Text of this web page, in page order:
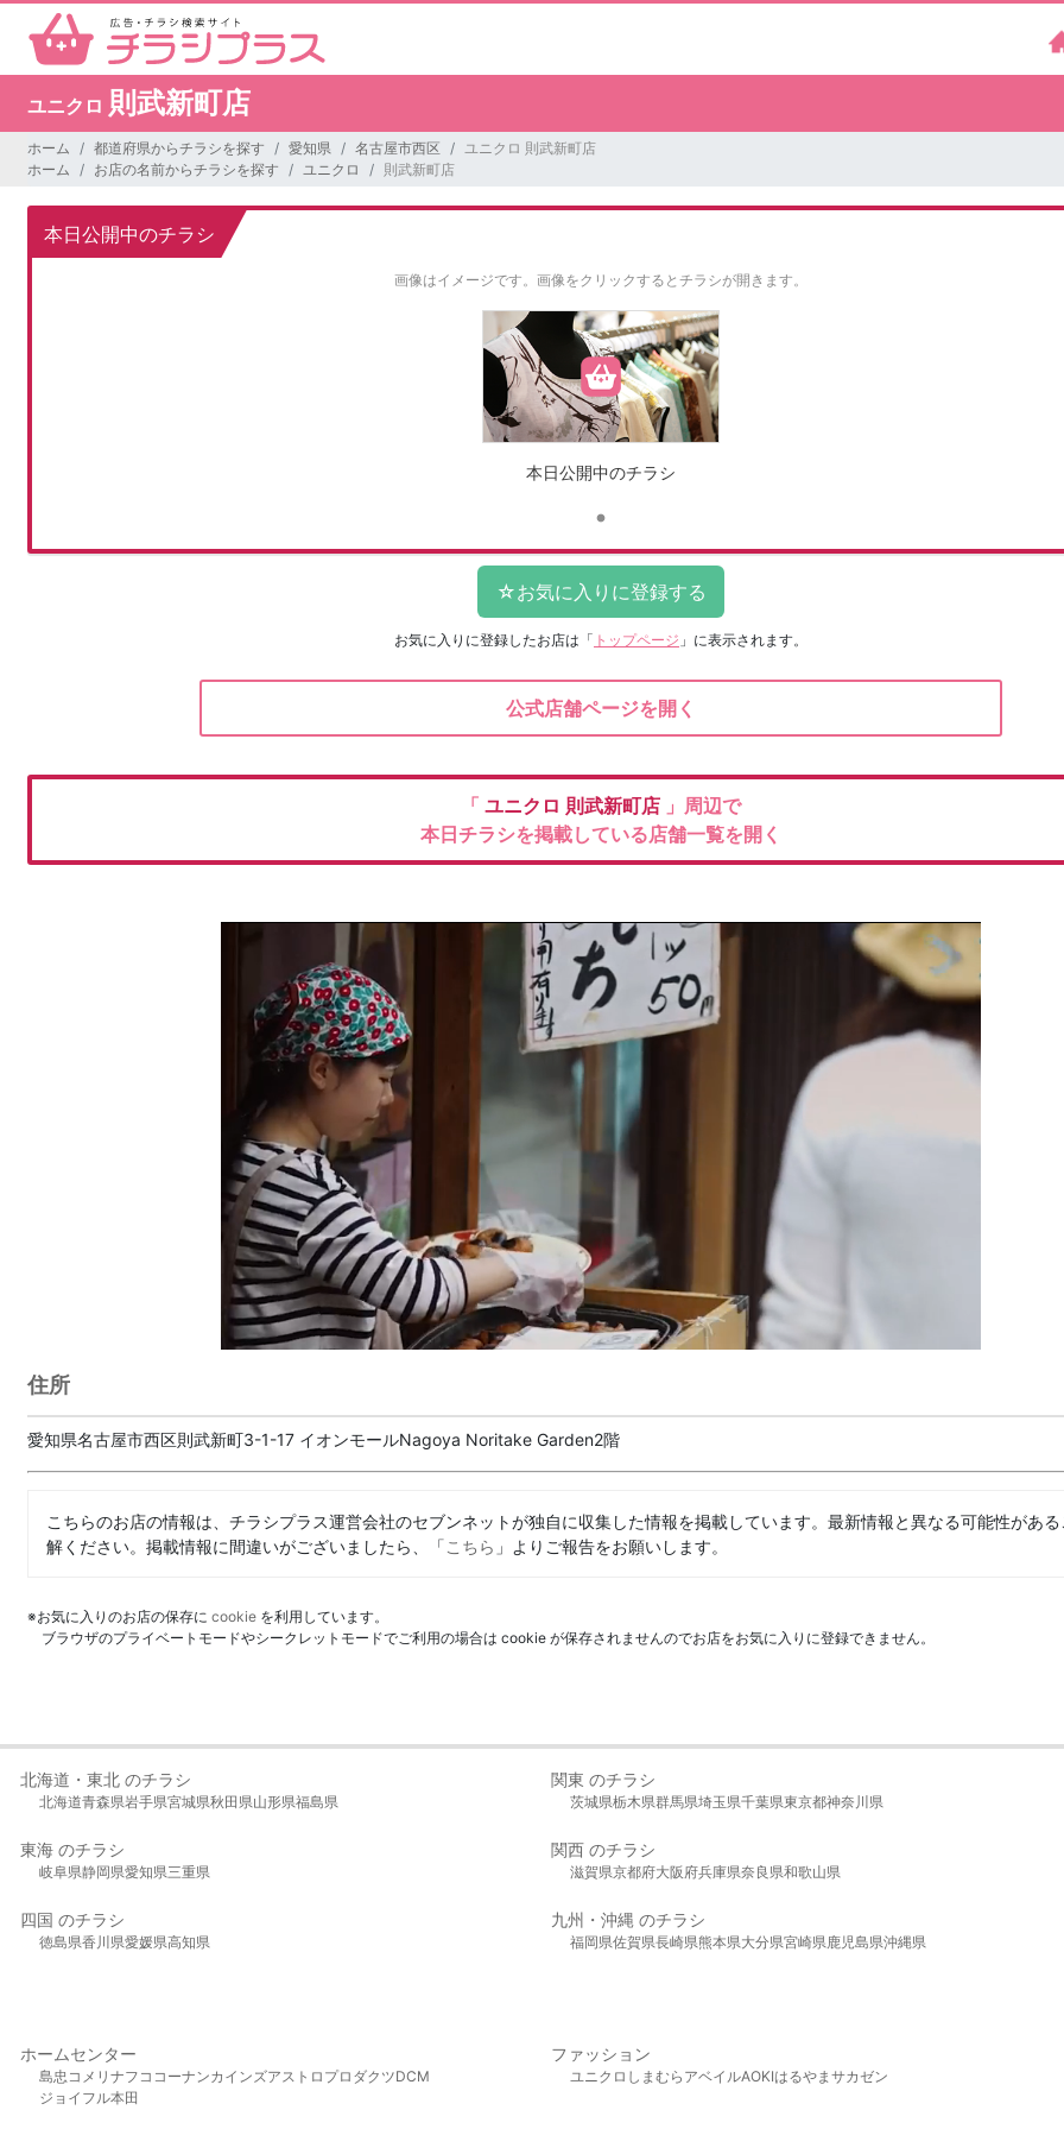
ユニクロ 則武新町店
ホーム 都道府県からチラシを探す 愛知県 名古屋市西区
ユニクロ 則武新町店
ホーム
お店の名前からチラシを探す ユニクロ 則武新町店
本日公開中のチラシ
画像はイメージです。 画像をクリックするとチラシが開きます。
本日公開中のチラシ
お気に入りに登録したお店は 「 トップページ 」に表示されます。
公式店舗ページを開く
「 ユニクロ 則武新町店 」周辺で
本日チラシを掲載している店舗一覧を開く
住所
愛知県名古屋市西区則武新町3-1-17 イオンモールNagoya Noritake Garden2階
こちらのお店の情報は、チラシプラス運営会社のセブンネットが独自に収集した情報を掲載しています。最新情報と異なる可能性があ
解ください。掲載情報に間違いがございましたら、「こちら 」よりご報告をお願いします。
※お気に入りのお店の保存に cookie を利用しています。
ブラウザのプライベートモードやシークレットモードでご利用の場合は cookie が保存されませんのでお店をお気に入りに登録できません。
北海道・東北 のチラシ
北海道青森県岩手県宮城県秋田県山形県福島県
関東 のチラシ
茨城県栃木県群馬県埼玉県千葉県東京都神奈川県
東海 のチラシ
岐阜県静岡県愛知県三重県
関西 のチラシ
滋賀県京都府大阪府兵庫県奈良県和歌山県
四国 のチラシ
徳島県香川県愛媛県高知県
九州・沖縄 のチラシ
福岡県佐賀県長崎県熊本県大分県宮崎県鹿児島県沖縄県
ホームセンター
島忠 コメリ ナフコ コーナンカインズアストロプロダクツDCM
ジョイフル本田
ファッション
ユニクロ しまむら アベイルAOKIはるやま サカゼン